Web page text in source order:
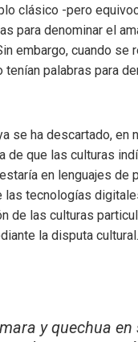
clásico -pero
para denominar el
embargo, cuando se
tenían palabras para
se ha descartado, en
que las culturas
en lenguajes
tecnologías
de las culturas
la disputa cultural.
y quechua